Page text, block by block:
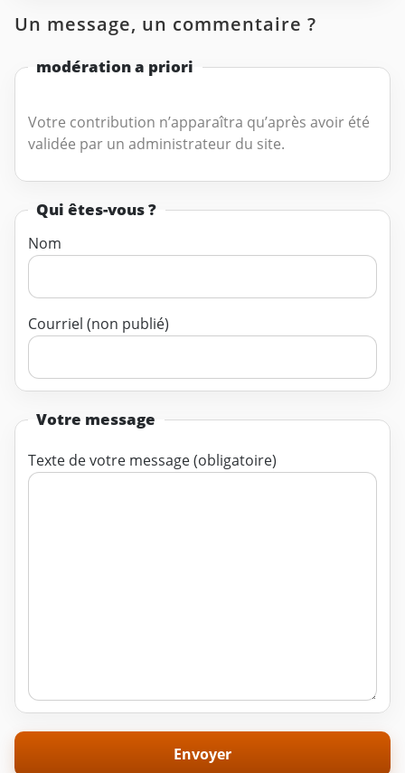
Un message, un commentaire ?
modération a priori
Votre contribution n’apparaîtra qu’après avoir été
validée par un administrateur du site.
Qui êtes-vous ?
Nom
Courriel (non publié)
Votre message
Texte de votre message (obligatoire)